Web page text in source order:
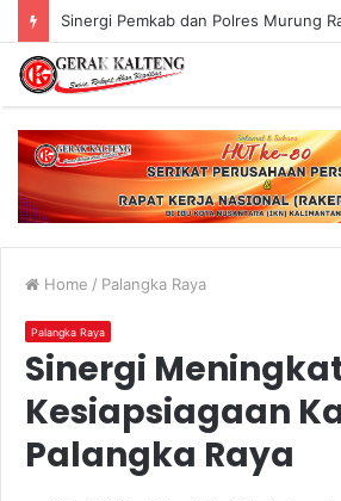
Sinergi Pemkab dan Polres Murung
Home / Palangka Raya
Palangka Raya
Sinergi
Kesiapsiagaan
Palangka Raya